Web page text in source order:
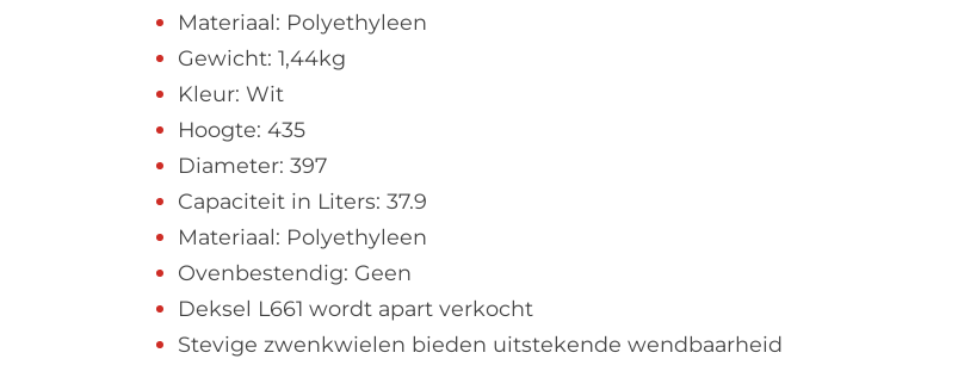
Materiaal: Polyethyleen
Gewicht: 1,44kg
Kleur: Wit
Hoogte: 435
Diameter: 397
Capaciteit in Liters: 37.9
Materiaal: Polyethyleen
Ovenbestendig: Geen
Deksel L661 wordt apart verkocht
Stevige zwenkwielen bieden uitstekende wendbaarheid